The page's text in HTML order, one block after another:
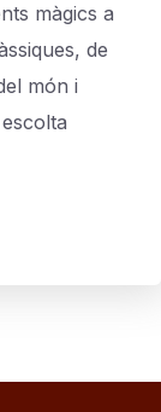
màgics a
de
món i